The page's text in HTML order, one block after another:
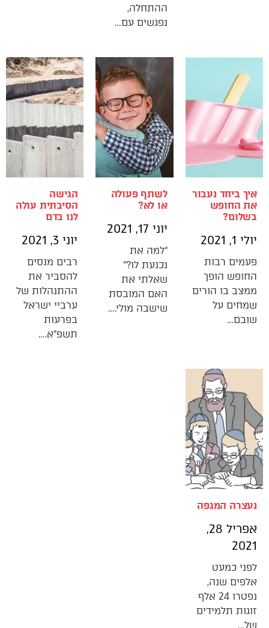
ההתחלה,
נפגשים עם…
איך ביחד נעבור
את החופש
בשלום?
יולי 1, 2021
פעמים רבות
החופש הופך
ממצב בו הורים
שמחים על
שובם…
לשתף פעולה
או לא?
יוני 17, 2021
“למה את
נכנעת לו?”
שאלתי את
האם המובסת
שישבה מולי.…
הגישה
הסיבתית עולה
לנו בדם
יוני 3, 2021
רבים מנסים
להסביר את
ההתנהלות של
ערביי ישראל
בפרעות
תשפ”א.…
נעצרה המגפה
אפריל 28,
2021
לפני כמעט
אלפים שנה,
נפטרו 24 אלף
זוגות תלמידים
של…